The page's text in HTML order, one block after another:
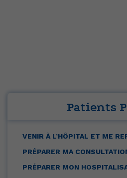
Patients
VENIR À L’HÔPITAL ET ME
PRÉPARER MA
PRÉPARER MON